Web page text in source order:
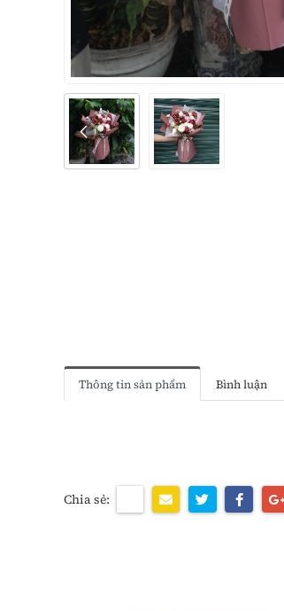
Thông tin sản phẩm Bình luận
Chia sẻ: